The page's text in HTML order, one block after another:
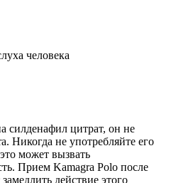
человека
силденафил цитрат, он не
Никогда не употребляйте его
может вызвать
Прием Kamagra Polo после
действие этого